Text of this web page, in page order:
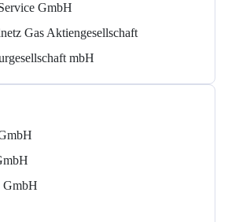
GmbH
Gas Aktiengesellschaft
mbH
GmbH